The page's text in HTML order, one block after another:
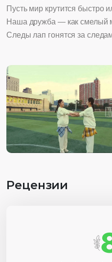
Пусть мир крутится быстро
Наша дружба — как смелый
Следы лап гонятся за
Рецензии